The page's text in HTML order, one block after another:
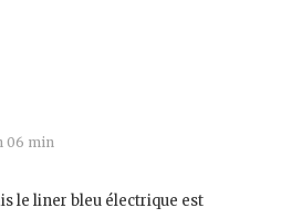
06 min
le liner bleu électrique est